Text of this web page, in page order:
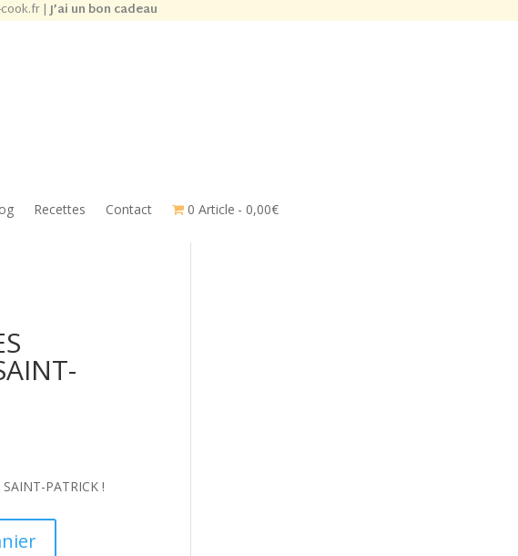
|J’ai un bon cadeau
Recettes Contact 0 Article 0,00€
PATRICK !